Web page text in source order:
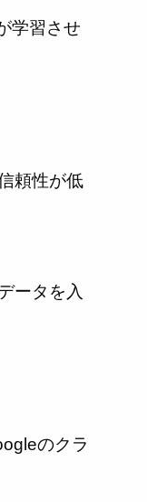
学習させ
頼性が低
ータを入
のクラ